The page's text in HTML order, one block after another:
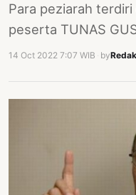
Para peziarah
peserta TUNAS
14 Oct 2022 7:07 WIB by